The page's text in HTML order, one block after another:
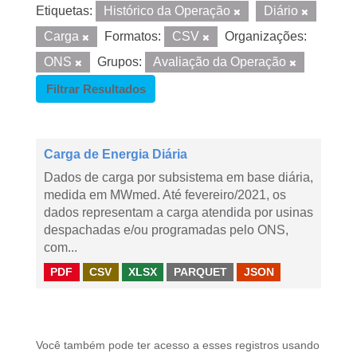
Etiquetas: Histórico da Operação
Diário
Carga
Formatos: CSV
Organizações:
ONS
Grupos:
Avaliação da Operação
Filtrar Resultados
Carga de Energia Diária
Dados de carga por subsistema em base diária,
medida em MWmed. Até fevereiro/2021, os
dados representam a carga atendida por usinas
despachadas e/ou programadas pelo ONS,
com...
PDF CSV XLSX PARQUET JSON
Você também pode ter acesso a esses registros usando